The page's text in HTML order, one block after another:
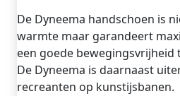
De Dyneema handschoen is
warmte maar garandeert
een goede bewegingsvrijheid
De Dyneema is daarnaast
recreanten op kunstijsbanen.